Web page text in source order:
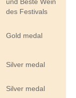
des Festivals
Gold medal
Silver medal
Silver medal